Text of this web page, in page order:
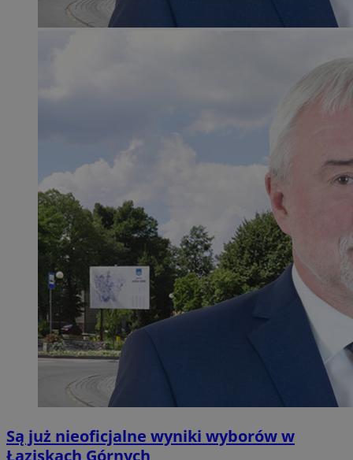
Są już nieoficjalne wyniki wyborów w